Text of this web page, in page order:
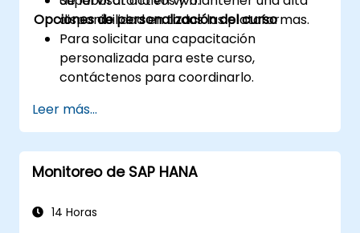
disponibilidad en todas las plataformas.
Opciones de personalización del curso
Para solicitar una capacitación
personalizada para este curso,
contáctenos para coordinarlo.
Leer más...
Monitoreo de SAP HANA
14 Horas